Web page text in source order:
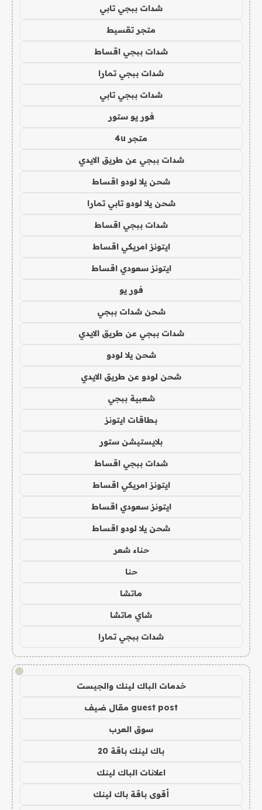
شدات ببجي تابي
متجر تقسيط
شدات ببجي اقساط
شدات ببجي تمارا
شدات ببجي تابي
فور يو ستور
متجر 4u
شدات ببجي عن طريق الايدي
شحن يلا لودو اقساط
شحن يلا لودو تابي تمارا
شدات ببجي اقساط
ايتونز امريكي اقساط
ايتونز سعودي اقساط
فور يو
شحن شدات ببجي
شدات ببجي عن طريق الايدي
شحن يلا لودو
شحن لودو عن طريق الايدي
شعبية ببجي
بطاقات ايتونز
بلايستيشن ستور
شدات ببجي اقساط
ايتونز امريكي اقساط
ايتونز سعودي اقساط
شحن يلا لودو اقساط
حناء شعر
حنا
ماتشا
شاي ماتشا
شدات ببجي تمارا
!
خدمات الباك لينك والجيست
guest post مقال ضيف
سوق العرب
باك لينك باقة 20
اعلانات الباك لينك
أقوى باقة باك لينك